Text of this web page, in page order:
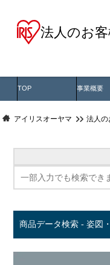
法人のお
TOP 事業概要
アイリスオーヤマ 法人
商品データ検索 - 姿図